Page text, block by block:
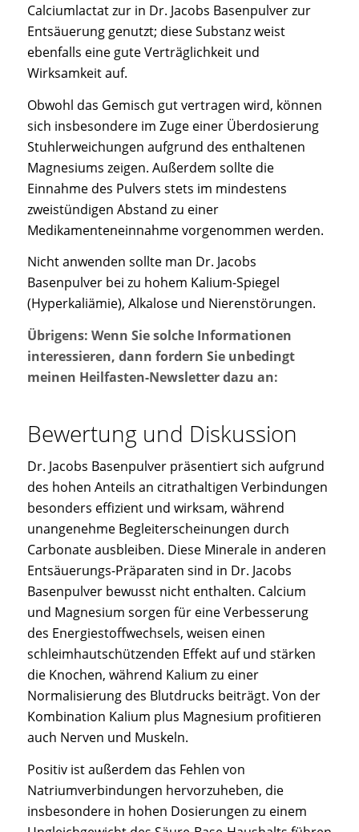
Calciumlactat zur in Dr. Jacobs Basenpulver zur
Entsäuerung genutzt; diese Substanz weist
ebenfalls eine gute Verträglichkeit und
Wirksamkeit auf.
Obwohl das Gemisch gut vertragen wird, können
sich insbesondere im Zuge einer Überdosierung
Stuhlerweichungen aufgrund des enthaltenen
Magnesiums zeigen. Außerdem sollte die
Einnahme des Pulvers stets im mindestens
zweistündigen Abstand zu einer
Medikamenteneinnahme vorgenommen werden.
Nicht anwenden sollte man Dr. Jacobs
Basenpulver bei zu hohem Kalium-Spiegel
(Hyperkaliämie), Alkalose und Nierenstörungen.
Übrigens: Wenn Sie solche Informationen
interessieren, dann fordern Sie unbedingt
meinen Heilfasten-Newsletter dazu an:
Bewertung und Diskussion
Dr. Jacobs Basenpulver präsentiert sich aufgrund
des hohen Anteils an citrathaltigen Verbindungen
besonders effizient und wirksam, während
unangenehme Begleiterscheinungen durch
Carbonate ausbleiben. Diese Minerale in anderen
Entsäuerungs-Präparaten sind in Dr. Jacobs
Basenpulver bewusst nicht enthalten. Calcium
und Magnesium sorgen für eine Verbesserung
des Energiestoffwechsels, weisen einen
schleimhautschützenden Effekt auf und stärken
die Knochen, während Kalium zu einer
Normalisierung des Blutdrucks beiträgt. Von der
Kombination Kalium plus Magnesium profitieren
auch Nerven und Muskeln.
Positiv ist außerdem das Fehlen von
Natriumverbindungen hervorzuheben, die
insbesondere in hohen Dosierungen zu einem